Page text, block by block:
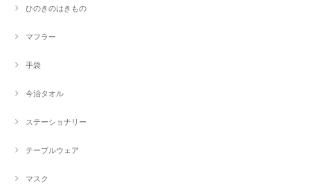
ひのきのはきもの
マフラー
手袋
今治タオル
ステーショナリー
テーブルウェア
マスク